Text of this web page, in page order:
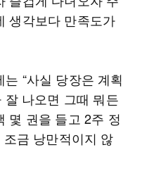
생각보다 만족도가
“사실 당장은 계획
잘 나오면 그때 뭐든
몇 권을 들고 2주 정
금 낭만적이지 않